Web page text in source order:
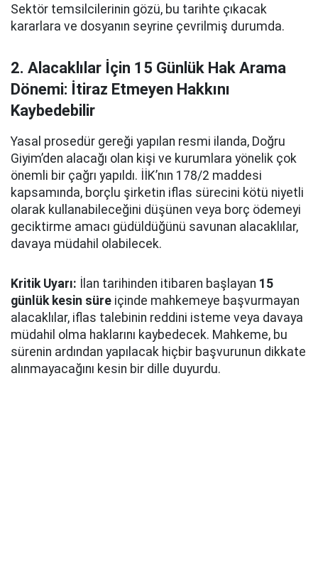
Sektör temsilcilerinin gözü, bu tarihte çıkacak
kararlara ve dosyanın seyrine çevrilmiş durumda.
2. Alacaklılar İçin 15 Günlük Hak Arama
Dönemi: İtiraz Etmeyen Hakkını
Kaybedebilir
Yasal prosedür gereği yapılan resmi ilanda, Doğru
Giyim’den alacağı olan kişi ve kurumlara yönelik çok
önemli bir çağrı yapıldı. İİK’nın 178/2 maddesi
kapsamında, borçlu şirketin iflas sürecini kötü niyetli
olarak kullanabileceğini düşünen veya borç ödemeyi
geciktirme amacı güdüldüğünü savunan alacaklılar,
davaya müdahil olabilecek.
Kritik Uyarı: İlan tarihinden itibaren başlayan 15
günlük kesin süre içinde mahkemeye başvurmayan
alacaklılar, iflas talebinin reddini isteme veya davaya
müdahil olma haklarını kaybedecek. Mahkeme, bu
sürenin ardından yapılacak hiçbir başvurunun dikkate
alınmayacağını kesin bir dille duyurdu.